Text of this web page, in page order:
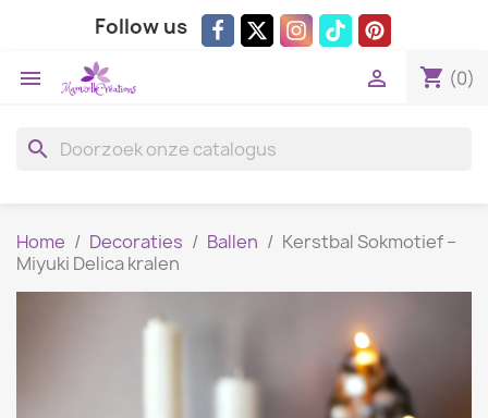
Follow us
 shopping_cart (0)

search
Home Decoraties Ballen
Kerstbal Sokmotief –
Miyuki Delica kralen